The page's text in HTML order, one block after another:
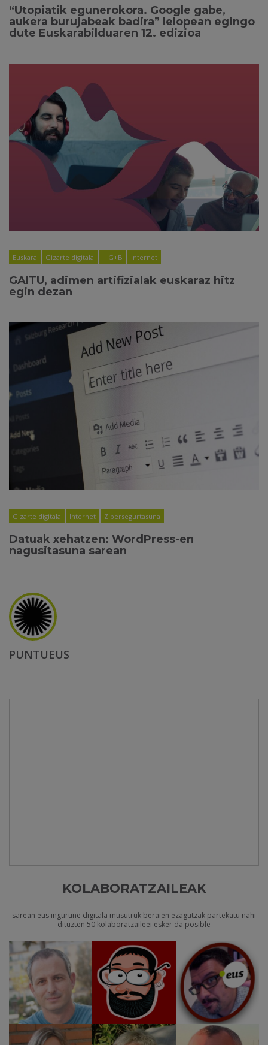
“Utopiatik egunerokora. Google gabe,
aukera burujabeak badira” lelopean egingo
dute Euskarabilduaren 12. edizioa
Euskara Gizarte digitala I+G+B Internet
GAITU, adimen artifizialak euskaraz hitz
egin dezan
Gizarte digitala Internet Zibersegurtasuna
Datuak xehatzen: WordPress-en
nagusitasuna sarean
PUNTUEUS
KOLABORATZAILEAK
sarean.eus ingurune digitala musutruk beraien ezagutzak partekatu nahi
dituzten 50 kolaboratzaileei esker da posible